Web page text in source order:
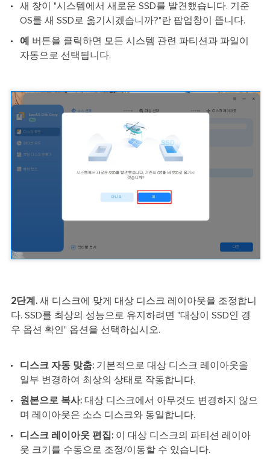
새 창이 "시스템에서 새로운 SSD를 발견했습니다. 기준
OS를 새 SSD로 옮기시겠습니까?"란 팝업창이 뜹니다.
예
버튼을 클릭하면 모든 시스템 관련 파티션과 파일이
자동으로 선택됩니다.
2단계.새 디스크에 맞게 대상 디스크 레이아웃을 조정합니
다. SSD를 최상의 성능으로 유지하려면 "대상이 SSD인 경
우 옵션 확인" 옵션을 선택하십시오.
디스크 자동 맞춤:기본적으로 대상 디스크 레이아웃을
일부 변경하여 최상의 상태로 작동합니다.
원본으로 복사:대상 디스크에서 아무것도 변경하지 않으
며 레이아웃은 소스 디스크와 동일합니다.
디스크 레이아웃 편집:이 대상 디스크의 파티션 레이아
웃 크기를 수동으로 조정/이동할 수 있습니다.